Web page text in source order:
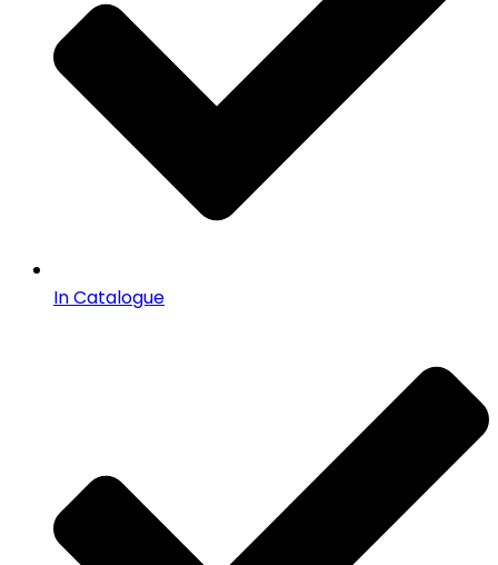
In Catalogue